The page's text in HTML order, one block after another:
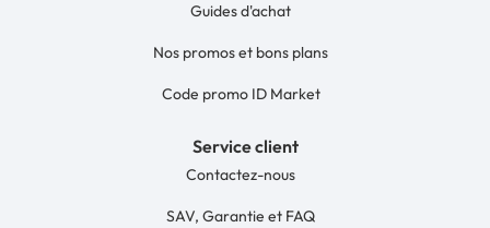
Guides d'achat
Nos promos et bons plans
Code promo ID Market
Service client
Contactez-nous
SAV, Garantie et FAQ